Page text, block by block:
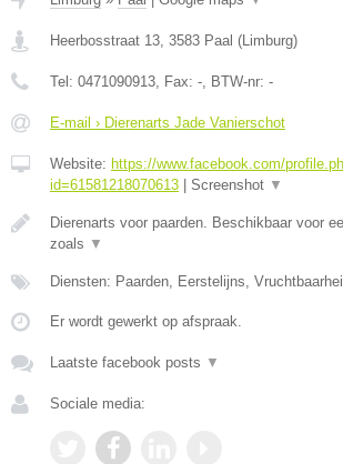
Heerbosstraat 13, 3583 Paal (Limburg)
Tel: 0471090913, Fax: -, BTW-nr: -
E-mail › Dierenarts Jade Vanierschot
Website: https://www.facebook.com/
id=61581218070613
Screenshot ▼
Dierenarts voor paarden. Beschikbaar voor
zoals ▼
Diensten: Paarden, Eerstelijns,
Er wordt gewerkt op afspraak.
Laatste facebook posts ▼
Sociale media: